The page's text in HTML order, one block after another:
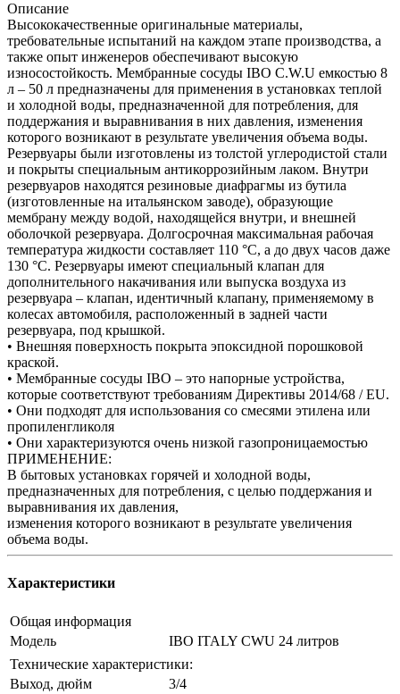
Описание
Высококачественные оригинальные материалы,
требовательные испытаний на каждом этапе производства, а
также опыт инженеров обеспечивают высокую
износостойкость. Мембранные сосуды IBO C.W.U емкостью 8
л – 50 л предназначены для применения в установках теплой
и холодной воды, предназначенной для потребления, для
поддержания и выравнивания в них давления, изменения
которого возникают в результате увеличения объема воды.
Резервуары были изготовлены из толстой углеродистой стали
и покрыты специальным антикоррозийным лаком. Внутри
резервуаров находятся резиновые диафрагмы из бутила
(изготовленные на итальянском заводе), образующие
мембрану между водой, находящейся внутри, и внешней
оболочкой резервуара. Долгосрочная максимальная рабочая
температура жидкости составляет 110 °С, а до двух часов даже
130 °С. Резервуары имеют специальный клапан для
дополнительного накачивания или выпуска воздуха из
резервуара – клапан, идентичный клапану, применяемому в
колесах автомобиля, расположенный в задней части
резервуара, под крышкой.
• Внешняя поверхность покрыта эпоксидной порошковой
краской.
• Мембранные сосуды IBO – это напорные устройства,
которые соответствуют требованиям Директивы 2014/68 / EU.
• Они подходят для использования со смесями этилена или
пропиленгликоля
• Они характеризуются очень низкой газопроницаемостью
ПРИМЕНЕНИЕ:
В бытовых установках горячей и холодной воды,
предназначенных для потребления, с целью поддержания и
выравнивания их давления,
изменения которого возникают в результате увеличения
объема воды.
Характеристики
Общая информация
Модель
IBO ITALY CWU 24 литров
Технические характеристики:
Выход, дюйм
3/4